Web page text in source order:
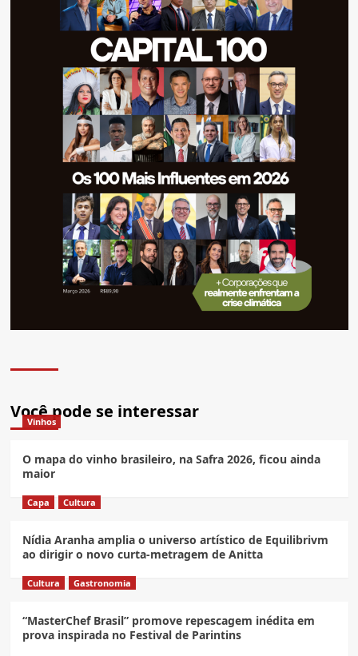
Você pode se interessar
Vinhos
O mapa do vinho brasileiro, na Safra 2026, ficou ainda
maior
Capa Cultura
Nídia Aranha amplia o universo artístico de Equilibrivm
ao dirigir o novo curta-metragem de Anitta
Cultura Gastronomia
“MasterChef Brasil” promove repescagem inédita em
prova inspirada no Festival de Parintins